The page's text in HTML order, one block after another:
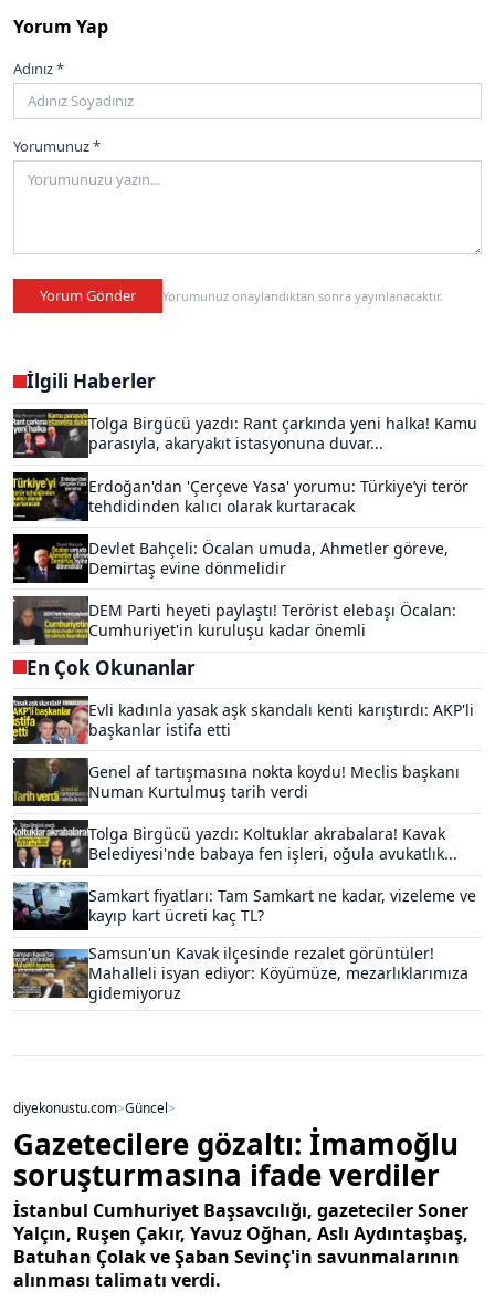
Yorum Yap
Adınız *
Yorumunuz *
Yorum Gönder Yorumunuz onaylandıktan sonra yayınlanacaktır.
İlgili Haberler
Tolga Birgücü yazdı: Rant çarkında yeni halka! Kamu
parasıyla, akaryakıt istasyonuna duvar...
Erdoğan'dan 'Çerçeve Yasa' yorumu: Türkiye’yi terör
tehdidinden kalıcı olarak kurtaracak
Devlet Bahçeli: Öcalan umuda, Ahmetler göreve,
Demirtaş evine dönmelidir
DEM Parti heyeti paylaştı! Terörist elebaşı Öcalan:
Cumhuriyet'in kuruluşu kadar önemli
En Çok Okunanlar
Evli kadınla yasak aşk skandalı kenti karıştırdı: AKP'li
başkanlar istifa etti
Genel af tartışmasına nokta koydu! Meclis başkanı
Numan Kurtulmuş tarih verdi
Tolga Birgücü yazdı: Koltuklar akrabalara! Kavak
Belediyesi'nde babaya fen işleri, oğula avukatlık...
Samkart fiyatları: Tam Samkart ne kadar, vizeleme ve
kayıp kart ücreti kaç TL?
Samsun'un Kavak ilçesinde rezalet görüntüler!
Mahalleli isyan ediyor: Köyümüze, mezarlıklarımıza
gidemiyoruz
diyekonustu.com>Güncel>
Gazetecilere gözaltı: İmamoğlu
soruşturmasına ifade verdiler
İstanbul Cumhuriyet Başsavcılığı, gazeteciler Soner
Yalçın, Ruşen Çakır, Yavuz Oğhan, Aslı Aydıntaşbaş,
Batuhan Çolak ve Şaban Sevinç'in savunmalarının
alınması talimatı verdi.